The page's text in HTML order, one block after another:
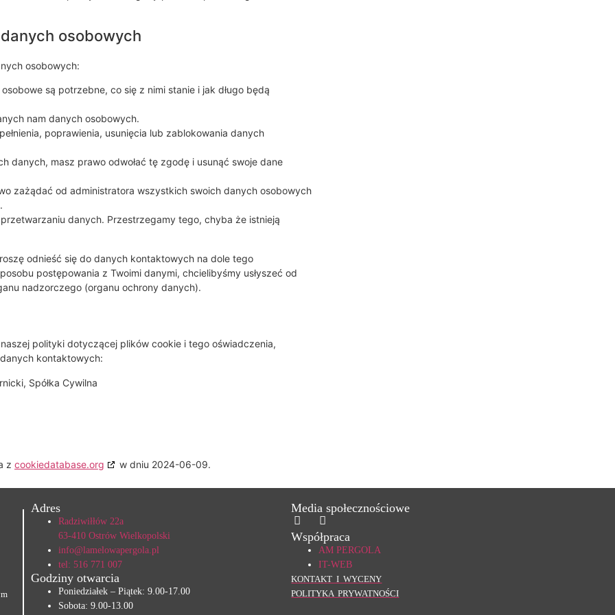
osobowych
osobowych:
są potrzebne, co się z nimi stanie i jak długo będą
nam danych osobowych.
poprawienia, usunięcia lub zablokowania danych
danych, masz prawo odwołać tę zgodę i usunąć swoje dane
zażądać od administratora wszystkich swoich danych osobowych
danych. Przestrzegamy tego, chyba że istnieją
odnieść się do danych kontaktowych na dole tego
postępowania z Twoimi danymi, chcielibyśmy usłyszeć od
nadzorczego (organu ochrony danych).
polityki dotyczącej plików cookie i tego oświadczenia,
kontaktowych:
Spółka Cywilna
z cookiedatabase.org w dniu 2024-06-09.
Adres
Radziwiłłów 22a
63-410 Ostrów Wielkopolski
info@lamelowapergola.pl
tel: 516 771 007
Godziny otwarcia
Poniedziałek – Piątek: 9.00-17.00
Sobota: 9.00-13.00
Media społecznościowe
Współpraca
AM PERGOLA
IT-WEB
KONTAKT I WYCENY
POLITYKA PRYWATNOŚCI